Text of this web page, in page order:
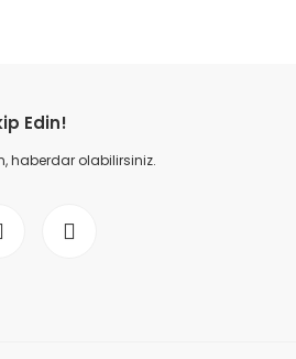
Edin!
haberdar olabilirsiniz.